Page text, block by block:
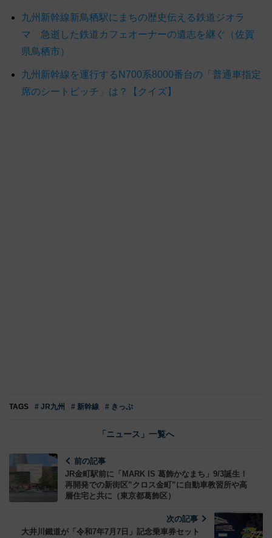
九州新幹線新鳥栖駅にまちの歴史伝える鉄道ジオラ
マ 急逝した鉄道カフェオーナーの遺志を継ぐ（佐賀
県鳥栖市）
九州新幹線を運行するN700系8000番台の「普通車指定
席のシートピッチ」は？【クイズ】
TAGS # JR九州 # 新幹線 # きっぷ
「ニュース」一覧へ
前の記事
JR金町駅前に「MARK IS 葛飾かなまち」9/3誕生！
再開発での新街区”クロス金町”に自動車教習所や高
層住宅と共に（東京都葛飾区）
次の記事
大井川鐵道が「令和7年7月7日」記念乗車券セット